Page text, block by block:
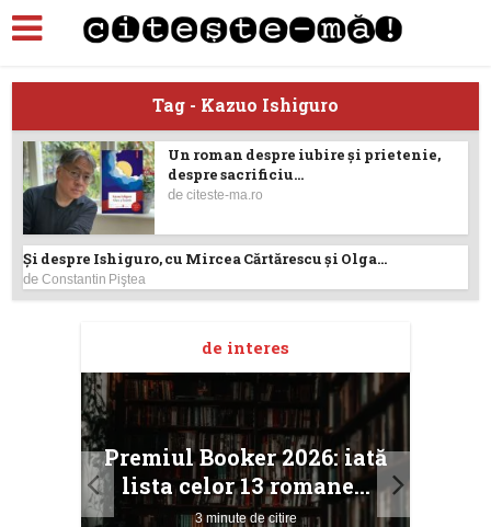
Tag - Kazuo Ishiguro
Un roman despre iubire şi prietenie,
despre sacrificiu...
deciteste-ma.ro
Și despre Ishiguro, cu Mircea Cărtărescu și Olga...
deConstantin Piştea
de interes
Premiul Booker 2026: iată
lista celor 13 romane...
3 minute de citire